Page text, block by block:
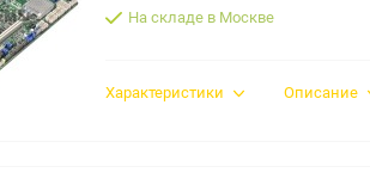
На складе в Москве
Характеристики Описание